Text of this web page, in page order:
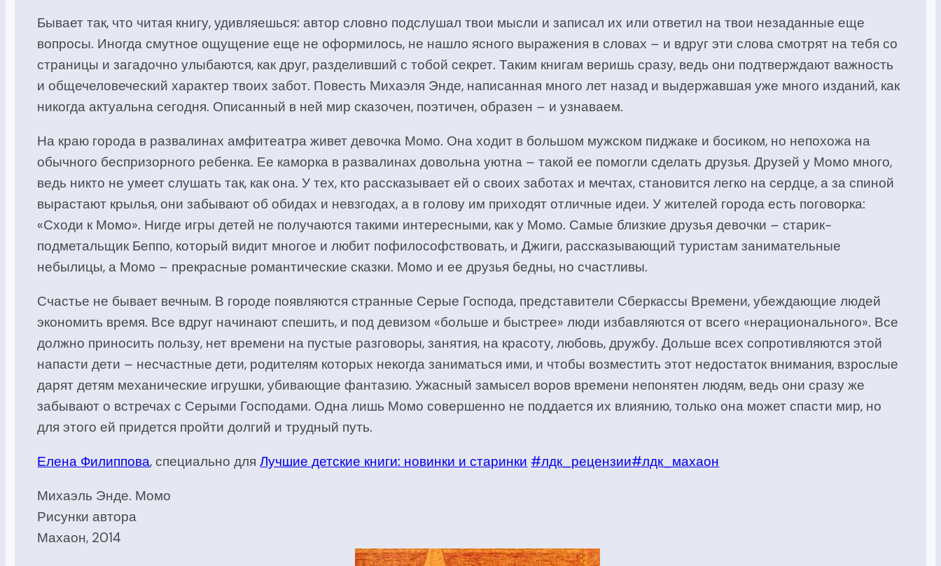
Бывает так, что читая книгу, удивляешься: автор словно подслушал твои мысли и записал их или ответил на твои незаданные еще
вопросы. Иногда смутное ощущение еще не оформилось, не нашло ясного выражения в словах – и вдруг эти слова смотрят на тебя со
страницы и загадочно улыбаются, как друг, разделивший с тобой секрет. Таким книгам веришь сразу, ведь они подтверждают важность
и общечеловеческий характер твоих забот. Повесть Михаэля Энде, написанная много лет назад и выдержавшая уже много изданий, как
никогда актуальна сегодня. Описанный в ней мир сказочен, поэтичен, образен – и узнаваем.
На краю города в развалинах амфитеатра живет девочка Момо. Она ходит в большом мужском пиджаке и босиком, но непохожа на
обычного беспризорного ребенка. Ее каморка в развалинах довольна уютна – такой ее помогли сделать друзья. Друзей у Момо много,
ведь никто не умеет слушать так, как она. У тех, кто рассказывает ей о своих заботах и мечтах, становится легко на сердце, а за спиной
вырастают крылья, они забывают об обидах и невзгодах, а в голову им приходят отличные идеи. У жителей города есть поговорка:
«Сходи к Момо». Нигде игры детей не получаются такими интересными, как у Момо. Самые близкие друзья девочки – старик-
подметальщик Беппо, который видит многое и любит пофилософствовать, и Джиги, рассказывающий туристам занимательные
небылицы, а Момо – прекрасные романтические сказки. Момо и ее друзья бедны, но счастливы.
Счастье не бывает вечным. В городе появляются странные Серые Господа, представители Сберкассы Времени, убеждающие людей
экономить время. Все вдруг начинают спешить, и под девизом «больше и быстрее» люди избавляются от всего «нерационального». Все
должно приносить пользу, нет времени на пустые разговоры, занятия, на красоту, любовь, дружбу. Дольше всех сопротивляются этой
напасти дети – несчастные дети, родителям которых некогда заниматься ими, и чтобы возместить этот недостаток внимания, взрослые
дарят детям механические игрушки, убивающие фантазию. Ужасный замысел воров времени непонятен людям, ведь они сразу же
забывают о встречах с Серыми Господами. Одна лишь Момо совершенно не поддается их влиянию, только она может спасти мир, но
для этого ей придется пройти долгий и трудный путь.
Елена Филиппова,специально дляЛучшие детские книги: новинки и старинки #лдк_рецензии#лдк_махаон
Михаэль Энде. Момо
Рисунки автора
Махаон, 2014